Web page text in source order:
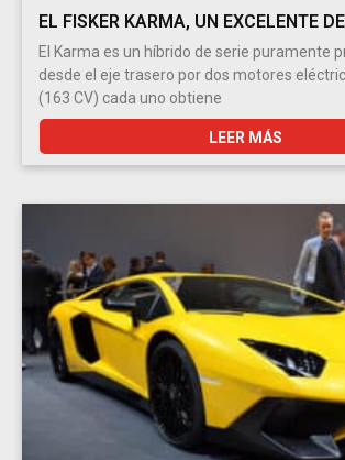
EL FISKER KARMA, UN EXCELENTE
El Karma es un híbrido de serie puramente
desde el eje trasero por dos motores
(163 CV) cada uno obtiene
LEER MÁS